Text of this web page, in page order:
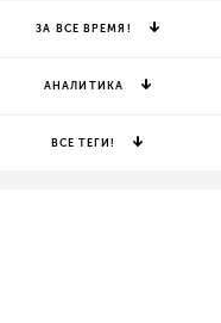
ЗА ВСЕ ВРЕМЯ!
АНАЛИТИКА
ВСЕ ТЕГИ!